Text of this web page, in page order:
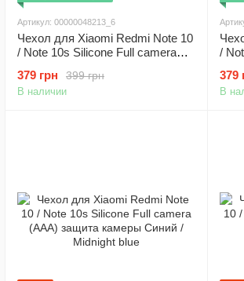
Артикул: 00000048213_6
Чехол для Xiaomi Redmi Note 10
/ Note 10s Silicone Full camera
Light pink 399 грн
379 грн
В наличии
/
Red
379
В